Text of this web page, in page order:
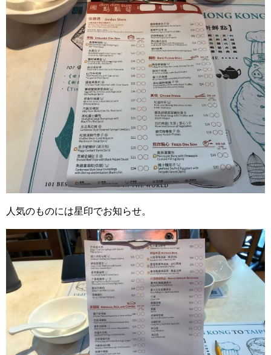
人気のものには星印でお知らせ。